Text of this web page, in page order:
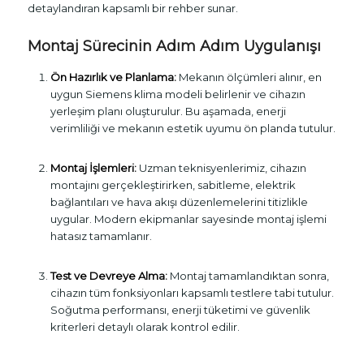
detaylandıran kapsamlı bir rehber sunar.
Montaj Sürecinin Adım Adım Uygulanışı
Ön Hazırlık ve Planlama:Mekanın ölçümleri alınır, en
uygun Siemens klima modeli belirlenir ve cihazın
yerleşim planı oluşturulur. Bu aşamada, enerji
verimliliği ve mekanın estetik uyumu ön planda tutulur.
Montaj İşlemleri:Uzman teknisyenlerimiz, cihazın
montajını gerçekleştirirken, sabitleme, elektrik
bağlantıları ve hava akışı düzenlemelerini titizlikle
uygular. Modern ekipmanlar sayesinde montaj işlemi
hatasız tamamlanır.
Test ve Devreye Alma:Montaj tamamlandıktan sonra,
cihazın tüm fonksiyonları kapsamlı testlere tabi tutulur.
Soğutma performansı, enerji tüketimi ve güvenlik
kriterleri detaylı olarak kontrol edilir.